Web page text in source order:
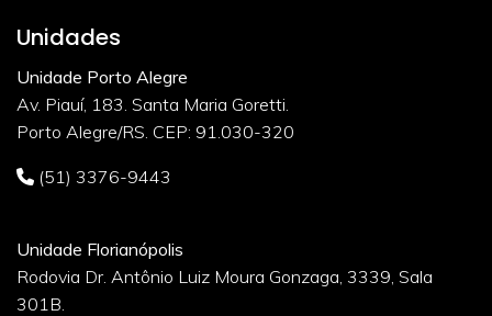
Unidades
Unidade Porto Alegre
Av. Piauí, 183. Santa Maria Goretti.
Porto Alegre/RS. CEP: 91.030-320
(51) 3376-9443
Unidade Florianópolis
Rodovia Dr. Antônio Luiz Moura Gonzaga, 3339, Sala
301B.